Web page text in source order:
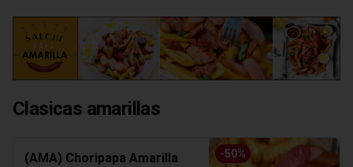
Clasicas amarillas
-50%
(AMA) Choripapa Amarilla